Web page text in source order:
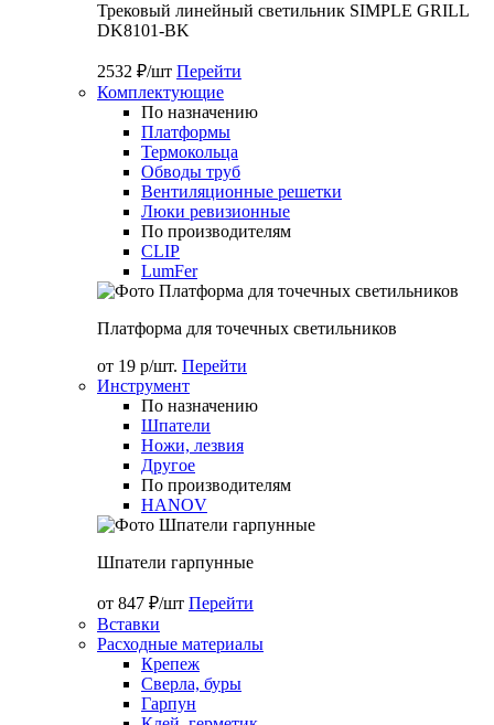
Трековый линейный светильник SIMPLE GRILL
DK8101-BK
2532 ₽/шт Перейти
Комплектующие
По назначению
Платформы
Термокольца
Обводы труб
Вентиляционные решетки
Люки ревизионные
По производителям
CLIP
LumFer
Платформа для точечных светильников
от 19 р/шт. Перейти
Инструмент
По назначению
Шпатели
Ножи, лезвия
Другое
По производителям
HANOV
Шпатели гарпунные
от 847 ₽/шт Перейти
Вставки
Расходные материалы
Крепеж
Сверла, буры
Гарпун